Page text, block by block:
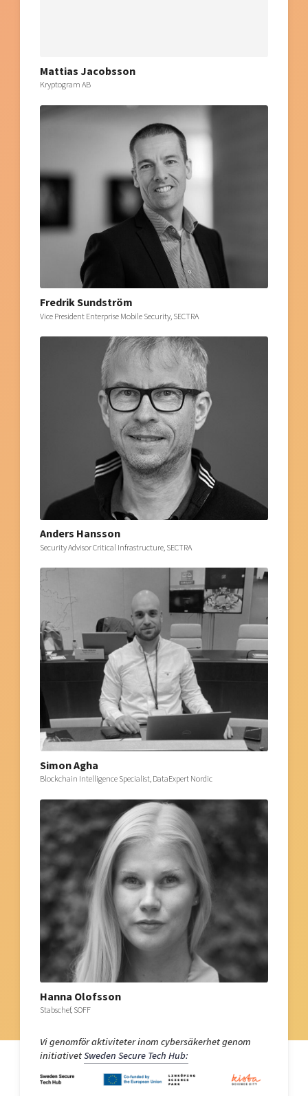
Mattias Jacobsson
Kryptogram AB
Fredrik Sundström
Vice President Enterprise Mobile Security, SECTRA
Anders Hansson
Security Advisor Critical Infrastructure, SECTRA
Simon Agha
Blockchain Intelligence Specialist, DataExpert Nordic
Hanna Olofsson
Stabschef, SOFF
Vi genomför aktiviteter inom cybersäkerhet genom
initiativetSweden Secure Tech Hub: